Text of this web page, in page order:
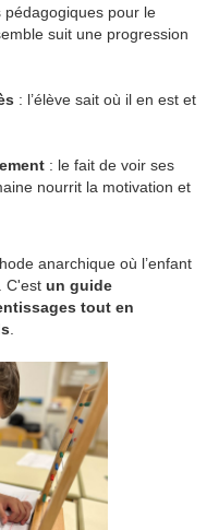
pour le
suit une progression
: l’élève sait où il en est et
: le fait de voir ses
nourrit la motivation et
anarchique où l’enfant
C'est un guide
tout en